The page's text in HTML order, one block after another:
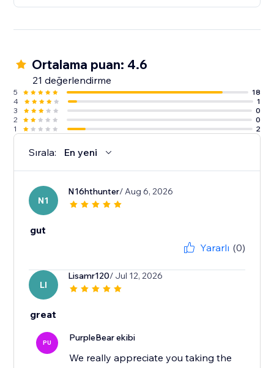
Ortalama puan: 4.6
21 değerlendirme
5
18
4
1
3
0
2
0
1
2
Sırala: En yeni
N1
N16hthunter/ Aug 6, 2026
gut
Yararlı (0)
LI
Lisamr120/ Jul 12, 2026
great
PU PurpleBear ekibi
We really appreciate you taking the